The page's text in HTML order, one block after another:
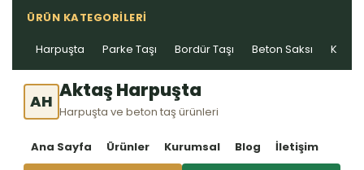
ÜRÜN KATEGORILERI
Harpuşta Parke Taşı Bordür Taşı Beton Saksı Kablo
AH Aktaş Harpuşta
Harpuşta ve beton taş ürünleri
Ana Sayfa Ürünler Kurumsal Blog İletişim